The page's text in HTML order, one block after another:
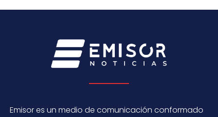
Emisor es un medio de comunicación conformado